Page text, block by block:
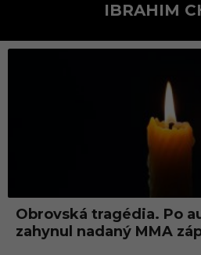
IBRAHIM
m
C
Obrovská tragédia. Po
zahynul nadaný MMA